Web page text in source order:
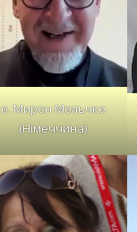
о. Мирон Мольчко
(Німеччина)